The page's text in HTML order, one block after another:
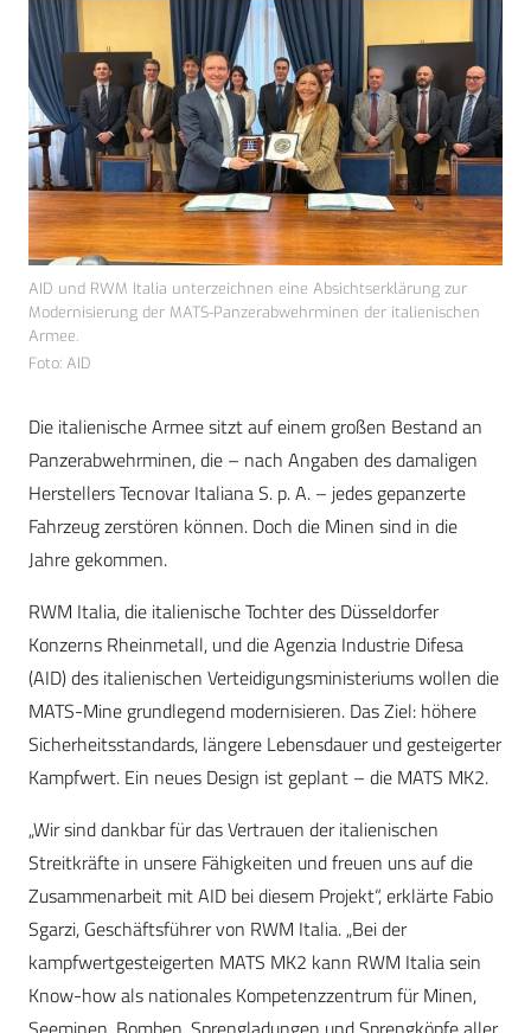
AID und RWM Italia unterzeichnen eine Absichtserklärung zur
Modernisierung der MATS-Panzerabwehrminen der italienischen
Armee.
Foto: AID
Die italienische Armee sitzt auf einem großen Bestand an
Panzerabwehrminen, die – nach Angaben des damaligen
Herstellers Tecnovar Italiana S. p. A. – jedes gepanzerte
Fahrzeug zerstören können. Doch die Minen sind in die
Jahre gekommen.
RWM Italia, die italienische Tochter des Düsseldorfer
Konzerns Rheinmetall, und die Agenzia Industrie Difesa
(AID) des italienischen Verteidigungsministeriums wollen die
MATS-Mine grundlegend modernisieren. Das Ziel: höhere
Sicherheitsstandards, längere Lebensdauer und gesteigerter
Kampfwert. Ein neues Design ist geplant – die MATS MK2.
„Wir sind dankbar für das Vertrauen der italienischen
Streitkräfte in unsere Fähigkeiten und freuen uns auf die
Zusammenarbeit mit AID bei diesem Projekt“, erklärte Fabio
Sgarzi, Geschäftsführer von RWM Italia. „Bei der
kampfwertgesteigerten MATS MK2 kann RWM Italia sein
Know-how als nationales Kompetenzzentrum für Minen,